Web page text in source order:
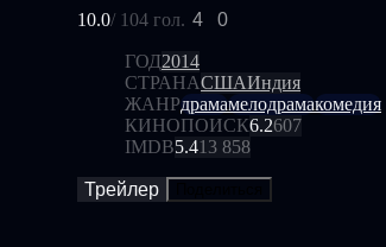
10.0/ 104 гол. 4 0
ГОД2014
СТРАНАСШАИндия
ЖАНРдрамамелодрамакомедия
КИНОПОИСК6.2607
IMDB5.413 858
Трейлер